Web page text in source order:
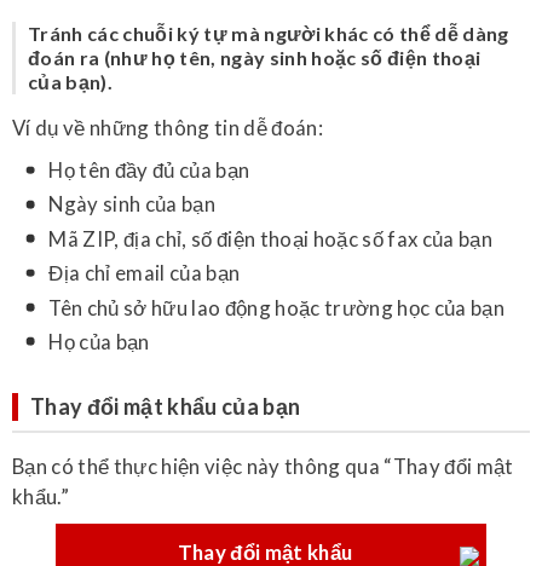
Tránh các chuỗi ký tự mà người khác có thể dễ dàng
đoán ra (như họ tên, ngày sinh hoặc số điện thoại
của bạn).
Ví dụ về những thông tin dễ đoán:
Họ tên đầy đủ của bạn
Ngày sinh của bạn
Mã ZIP, địa chỉ, số điện thoại hoặc số fax của bạn
Địa chỉ email của bạn
Tên chủ sở hữu lao động hoặc trường học của bạn
Họ của bạn
Thay đổi mật khẩu của bạn
Bạn có thể thực hiện việc này thông qua “Thay đổi mật
khẩu.”
Thay đổi mật khẩu